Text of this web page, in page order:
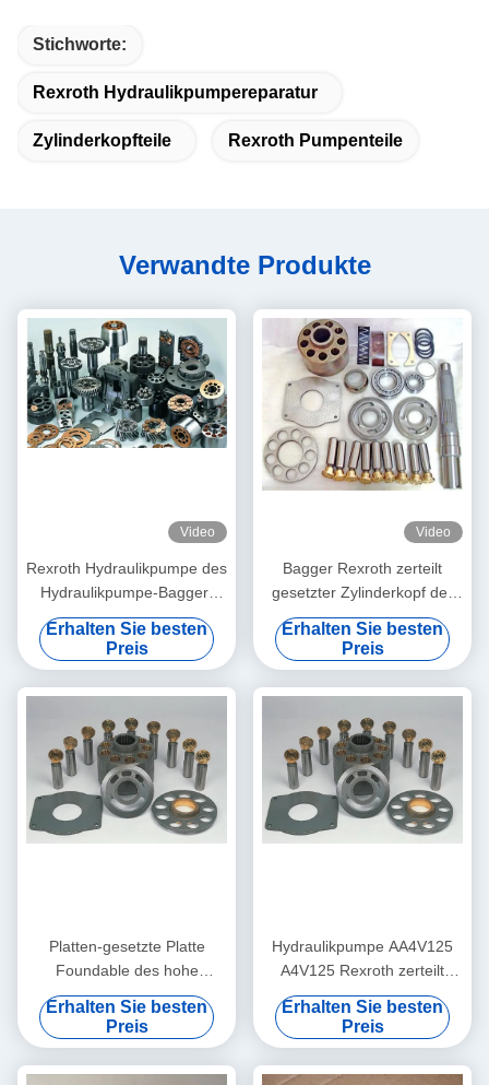
Stichworte:
Rexroth Hydraulikpumpereparatur
Zylinderkopfteile Rexroth Pumpenteile
Verwandte Produkte
Video
Rexroth Hydraulikpumpe des
Hydraulikpumpe-Bagger-
Reparatur/A4VG125 zerteilt
Hauptpumpen-Ausrüstungen
Erhalten Sie besten
Preis
Video
Bagger Rexroth zerteilt
gesetzter Zylinderkopf der
Hydraulikpumpe-Teil-/Kolben
Erhalten Sie besten
Preis
Platten-gesetzte Platte
Foundable des hohe
Leistungsfähigkeit Rexroth-
Pumpen-Teil-Halter-A4V125
Erhalten Sie besten
Preis
Hydraulikpumpe AA4V125
A4V125 Rexroth zerteilt
Ventil-Platten-Öl-Platten-
Ersatz
Erhalten Sie besten
Preis